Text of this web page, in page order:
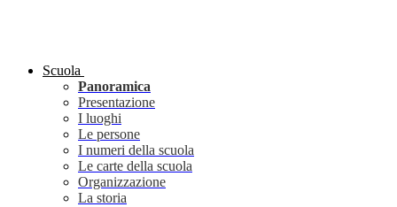
Scuola
Panoramica
Presentazione
I luoghi
Le persone
I numeri della scuola
Le carte della scuola
Organizzazione
La storia